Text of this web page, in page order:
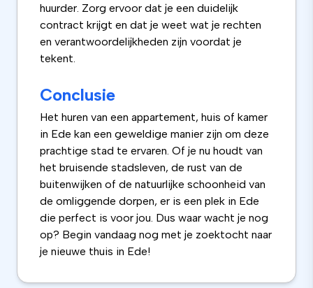
huurder. Zorg ervoor dat je een duidelijk
contract krijgt en dat je weet wat je rechten
en verantwoordelijkheden zijn voordat je
tekent.
Conclusie
Het huren van een appartement, huis of kamer
in Ede kan een geweldige manier zijn om deze
prachtige stad te ervaren. Of je nu houdt van
het bruisende stadsleven, de rust van de
buitenwijken of de natuurlijke schoonheid van
de omliggende dorpen, er is een plek in Ede
die perfect is voor jou. Dus waar wacht je nog
op? Begin vandaag nog met je zoektocht naar
je nieuwe thuis in Ede!